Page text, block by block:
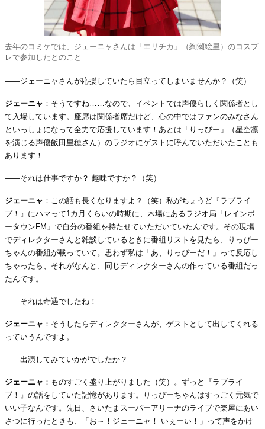
去年のコミケでは、ジェーニャさんは「エリチカ」（絢瀬絵里）のコスプ
レで参加したとのこと
――ジェーニャさんが応援していたら目立ってしまいませんか？（笑）
ジェーニャ ：そうですね……なので、イベントでは声優らしく関係者とし
て入場しています。座席は関係者席だけど、心の中ではファンのみなさん
といっしょになって全力で応援しています！あとは「りっぴー」（星空凛
を演じる声優飯田里穂さん）のラジオにゲストに呼んでいただいたことも
あります！
――それは仕事ですか？ 趣味ですか？（笑）
ジェーニャ ：この話も長くなりますよ？（笑）私がちょうど『ラブライ
ブ！』にハマって1カ月くらいの時期に、木場にあるラジオ局「レインボ
ータウンFM」で自分の番組を持たせていただいていたんです。その現場
でディレクターさんと雑談しているときに番組リストを見たら、りっぴー
ちゃんの番組が載っていて。思わず私は「あ、りっぴーだ！」って反応し
ちゃったら、それがなんと、同じディレクターさんの作っている番組だっ
たんです。
――それは奇遇でしたね！
ジェーニャ ：そうしたらディレクターさんが、ゲストとして出してくれる
っていうんですよ。
――出演してみていかがでしたか？
ジェーニャ ：ものすごく盛り上がりました（笑）。ずっと『ラブライ
ブ！』の話をしていた記憶があります。りっぴーちゃんはすっごく元気で
いい子なんです。先日、さいたまスーパーアリーナのライブで楽屋にあい
さつに行ったときも、「お～！ジェーニャ！ いぇーい！」って声をかけ